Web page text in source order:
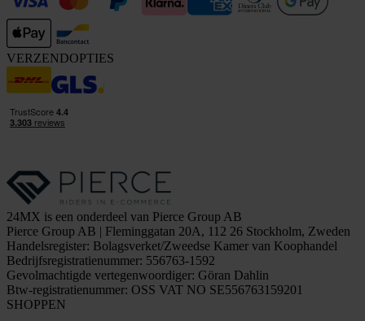
VERZENDOPTIES
24MX is een onderdeel van Pierce Group AB
Pierce Group AB | Fleminggatan 20A, 112 26 Stockholm, Zweden
Handelsregister: Bolagsverket/Zweedse Kamer van Koophandel
Bedrijfsregistratienummer: 556763-1592
Gevolmachtigde vertegenwoordiger: Göran Dahlin
Btw-registratienummer: OSS VAT NO SE556763159201
SHOPPEN